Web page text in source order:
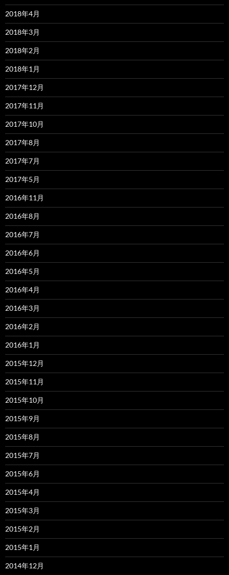
2018年4月
2018年3月
2018年2月
2018年1月
2017年12月
2017年11月
2017年10月
2017年8月
2017年7月
2017年5月
2016年11月
2016年8月
2016年7月
2016年6月
2016年5月
2016年4月
2016年3月
2016年2月
2016年1月
2015年12月
2015年11月
2015年10月
2015年9月
2015年8月
2015年7月
2015年6月
2015年4月
2015年3月
2015年2月
2015年1月
2014年12月